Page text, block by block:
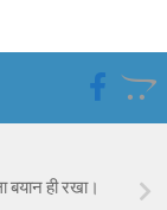
बयान ही रखा।